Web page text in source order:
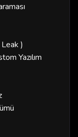
)
Yazılım